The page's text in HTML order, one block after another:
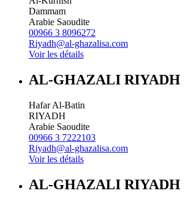
Dammam
Arabie Saoudite
00966 3 8096272
Riyadh@al-ghazalisa.com
Voir les détails
AL-GHAZALI RIYADH
Hafar Al-Batin
RIYADH
Arabie Saoudite
00966 3 7222103
Riyadh@al-ghazalisa.com
Voir les détails
AL-GHAZALI RIYADH